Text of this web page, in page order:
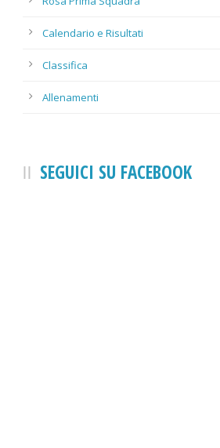
Calendario e Risultati
Classifica
Allenamenti
SEGUICI SU FACEBOOK